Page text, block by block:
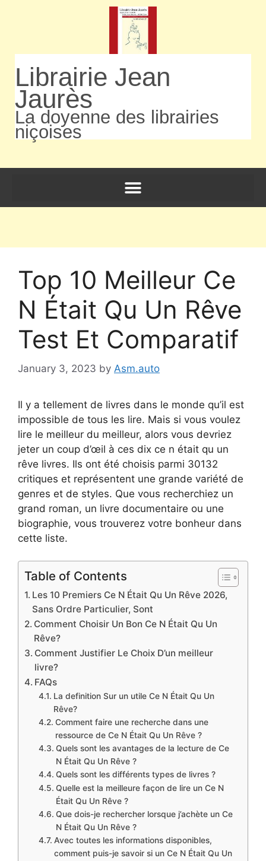
Librairie Jean
Jaurès
La doyenne des librairies
niçoises
Top 10 Meilleur Ce
N Était Qu Un Rêve
Test Et Comparatif
January 3, 2023 by Asm.auto
Il y a tellement de livres dans le monde qu’il est
impossible de tous les lire. Mais si vous voulez
lire le meilleur du meilleur, alors vous devriez
jeter un coup d’œil à ces dix ce n était qu un
rêve livres. Ils ont été choisis parmi 30132
critiques et représentent une grande variété de
genres et de styles. Que vous recherchiez un
grand roman, un livre documentaire ou une
biographie, vous trouverez votre bonheur dans
cette liste.
Table of Contents
Les 10 Premiers Ce N Était Qu Un Rêve 2026,
Sans Ordre Particulier, Sont
Comment Choisir Un Bon Ce N Était Qu Un
Rêve?
Comment Justifier Le Choix D’un meilleur
livre?
FAQs
La definition Sur un utile Ce N Était Qu Un
Rêve?
Comment faire une recherche dans une
ressource de Ce N Était Qu Un Rêve ?
Quels sont les avantages de la lecture de Ce
N Était Qu Un Rêve ?
Quels sont les différents types de livres ?
Quelle est la meilleure façon de lire un Ce N
Était Qu Un Rêve ?
Que dois-je rechercher lorsque j’achète un Ce
N Était Qu Un Rêve ?
Avec toutes les informations disponibles,
comment puis-je savoir si un Ce N Était Qu Un